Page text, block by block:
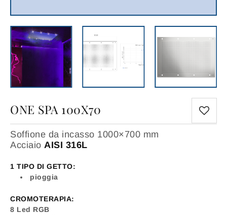
ONE SPA 100X70
Soffione da incasso 1000×700 mm
Acciaio AISI 316L
1 TIPO DI GETTO:
pioggia
CROMOTERAPIA:
8 Led RGB